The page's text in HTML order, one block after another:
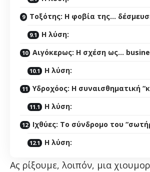
Τοξότης: Η φοβία της…
Η λύση:
Αιγόκερως: Η σχέση ως…
Η λύση:
Υδροχόος: Η συναισθηματική
Η λύση:
Ιχθύες: Το σύνδρομο του
Η λύση:
Ας ρίξουμε, λοιπόν, μια